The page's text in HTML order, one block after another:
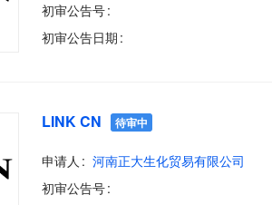
初审公告号
初审公告日期
LINK CN 待审中
申请人 河南正大生化贸易有限公司
初审公告号